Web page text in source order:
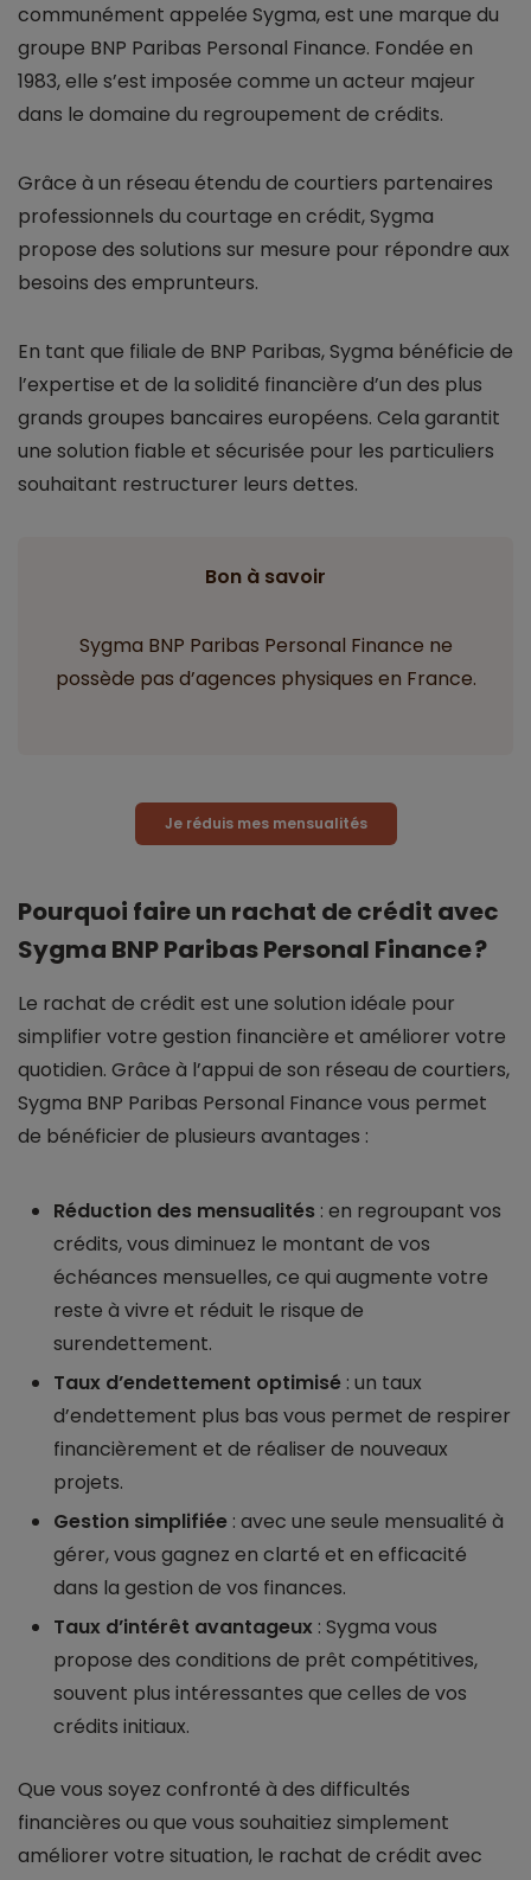
communément appelée Sygma, est une marque du
groupe BNP Paribas Personal Finance. Fondée en
1983, elle s’est imposée comme un acteur majeur
dans le domaine du regroupement de crédits.
Grâce à un réseau étendu de courtiers partenaires
professionnels du courtage en crédit, Sygma
propose des solutions sur mesure pour répondre aux
besoins des emprunteurs.
En tant que filiale de BNP Paribas, Sygma bénéficie de
l’expertise et de la solidité financière d’un des plus
grands groupes bancaires européens. Cela garantit
une solution fiable et sécurisée pour les particuliers
souhaitant restructurer leurs dettes.
Bon à savoir
Sygma BNP Paribas Personal Finance ne
possède pas d’agences physiques en France.
Je réduis mes mensualités
Pourquoi faire un rachat de crédit avec
Sygma BNP Paribas Personal Finance ?
Le rachat de crédit est une solution idéale pour
simplifier votre gestion financière et améliorer votre
quotidien. Grâce à l’appui de son réseau de courtiers,
Sygma BNP Paribas Personal Finance vous permet
de bénéficier de plusieurs avantages :
Réduction des mensualités : en regroupant vos
crédits, vous diminuez le montant de vos
échéances mensuelles, ce qui augmente votre
reste à vivre et réduit le risque de
surendettement.
Taux d’endettement optimisé : un taux
d’endettement plus bas vous permet de respirer
financièrement et de réaliser de nouveaux
projets.
Gestion simplifiée : avec une seule mensualité à
gérer, vous gagnez en clarté et en efficacité
dans la gestion de vos finances.
Taux d’intérêt avantageux : Sygma vous
propose des conditions de prêt compétitives,
souvent plus intéressantes que celles de vos
crédits initiaux.
Que vous soyez confronté à des difficultés
financières ou que vous souhaitiez simplement
améliorer votre situation, le rachat de crédit avec